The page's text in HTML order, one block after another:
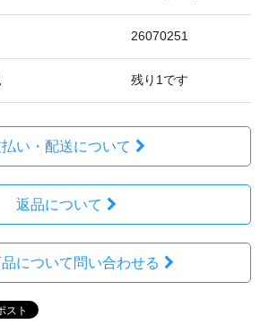
26070251
残り1です
い・配送について
返品について
について問い合わせる